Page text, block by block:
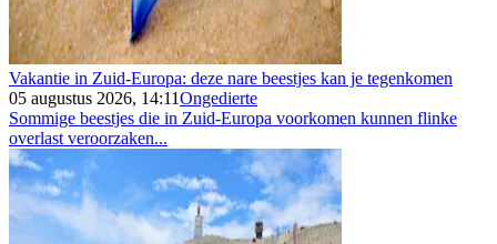
Vakantie in Zuid-Europa: deze nare beestjes kan je tegenkomen
05 augustus 2026, 14:11Ongedierte
Sommige beestjes die in Zuid-Europa voorkomen kunnen flinke
overlast veroorzaken...